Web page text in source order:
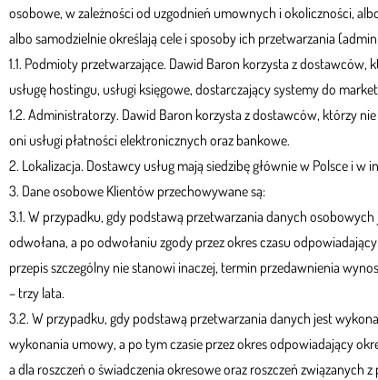
osobowe, w zależności od uzgodnień umownych i okoliczności,
albo samodzielnie określają cele i sposoby ich przetwarzania
1.1. Podmioty przetwarzające. Dawid Baron korzysta z
usługę hostingu, usługi księgowe, dostarczający systemy do
1.2. Administratorzy. Dawid Baron korzysta z dostawców, którzy
oni usługi płatności elektronicznych oraz bankowe.
2. Lokalizacja. Dostawcy usług mają siedzibę głównie w Polsce i w
3. Dane osobowe Klientów przechowywane są:
3.1. W przypadku, gdy podstawą przetwarzania danych
odwołana, a po odwołaniu zgody przez okres czasu
przepis szczególny nie stanowi inaczej, termin przedawnienia
– trzy lata.
3.2. W przypadku, gdy podstawą przetwarzania danych jest
wykonania umowy, a po tym czasie przez okres odpowiadający
a dla roszczeń o świadczenia okresowe oraz roszczeń związanych